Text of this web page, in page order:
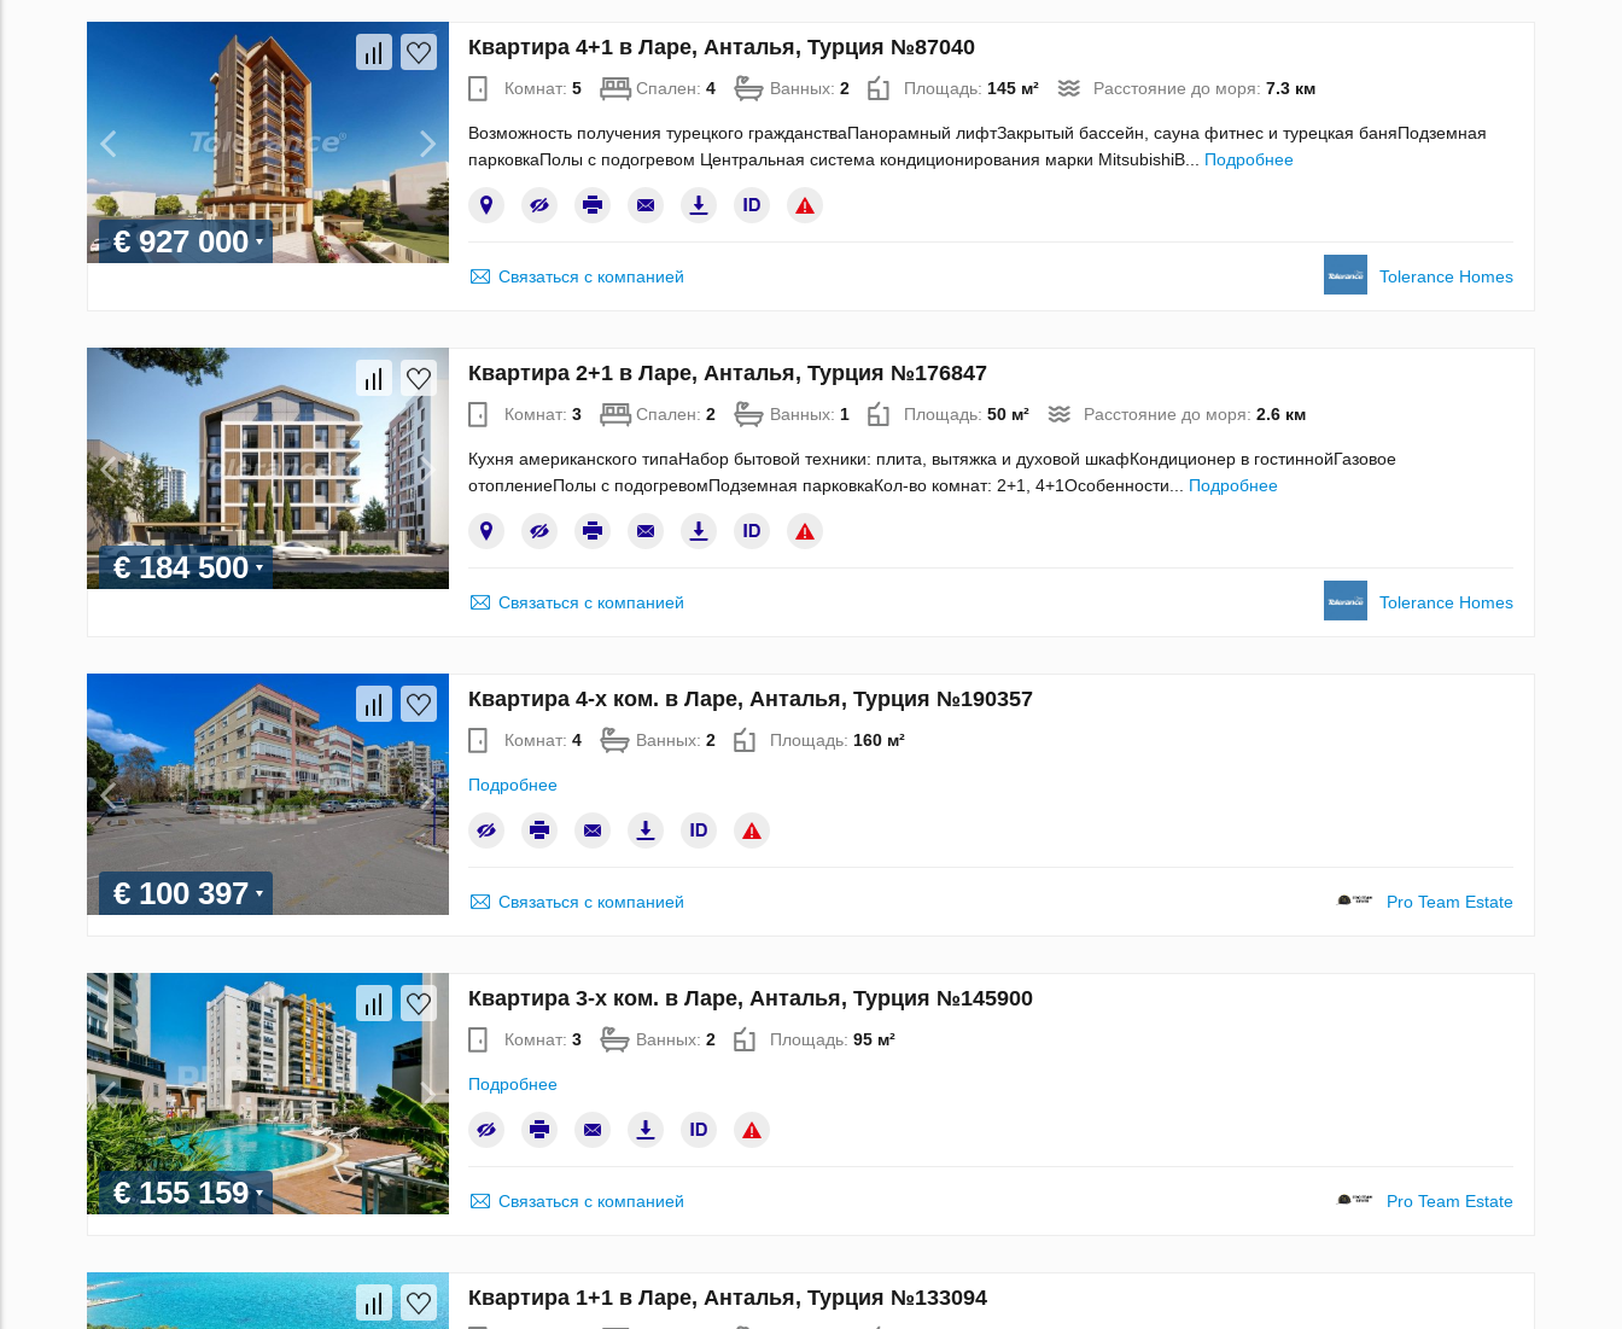
€ 927 000
Квартира 4+1 в Ларе, Анталья, Турция №87040
Комнат: 5 Спален: 4 Ванных: 2 Площадь: 145 м² Расстояние до моря: 7.3 км
Возможность получения турецкого гражданстваПанорамный лифтЗакрытый бассейн, сауна фитнес и турецкая баняПодземная
парковкаПолы с подогревом Центральная система кондиционирования марки MitsubishiВ... Подробнее
Связаться с компанией Tolerance Homes
€ 184 500
Квартира 2+1 в Ларе, Анталья, Турция №176847
Комнат: 3 Спален: 2 Ванных: 1 Площадь: 50 м² Расстояние до моря: 2.6 км
Кухня американского типаНабор бытовой техники: плита, вытяжка и духовой шкафКондиционер в гостиннойГазовое
отоплениеПолы с подогревомПодземная парковкаКол-во комнат: 2+1, 4+1Особенности... Подробнее
Связаться с компанией Tolerance Homes
€ 100 397
Квартира 4-х ком. в Ларе, Анталья, Турция №190357
Комнат: 4 Ванных: 2 Площадь: 160 м²
Подробнее
Связаться с компанией Pro Team Estate
€ 155 159
Квартира 3-х ком. в Ларе, Анталья, Турция №145900
Комнат: 3 Ванных: 2 Площадь: 95 м²
Подробнее
Связаться с компанией Pro Team Estate
Квартира 1+1 в Ларе, Анталья, Турция №133094